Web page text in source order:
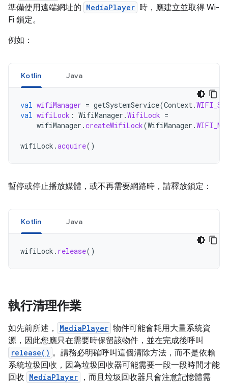
準備使用遠端網址的 MediaPlayer 時，應建立並取得 Wi-
Fi 鎖定。
例如：
Kotlin Java
val wifiManager = getSystemService(Context.
val wifiLock : WifiManager .WifiLock =
wifiManager .createWifiLock(WifiManager .
wifiLock .acquire()
暫停或停止播放媒體，或不再需要網路時，請釋放鎖定：
Kotlin Java
wifiLock . release()
執行清理作業
如先前所述， MediaPlayer 物件可能會耗用大量系統資
源，因此您應只在需要時保留該物件，並在完成後呼叫
release() 。請務必明確呼叫這個清除方法，而不是依賴
系統垃圾回收，因為垃圾回收器可能需要一段一段時間才能
回收 MediaPlayer
，而且垃圾回收器只會注意記憶體需